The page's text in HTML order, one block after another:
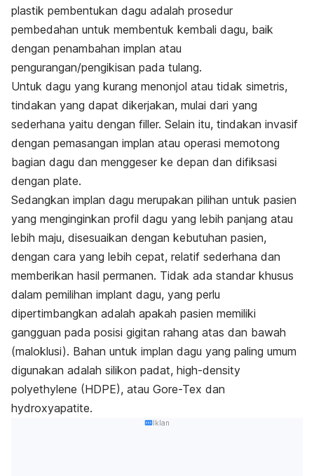
plastik pembentukan dagu adalah prosedur
pembedahan untuk membentuk kembali dagu, baik
dengan penambahan implan atau
pengurangan/pengikisan pada tulang.
Untuk dagu yang kurang menonjol atau tidak simetris,
tindakan yang dapat dikerjakan, mulai dari yang
sederhana yaitu dengan filler. Selain itu, tindakan invasif
dengan pemasangan implan atau operasi memotong
bagian dagu dan menggeser ke depan dan difiksasi
dengan plate.
Sedangkan implan dagu merupakan pilihan untuk pasien
yang menginginkan profil dagu yang lebih panjang atau
lebih maju, disesuaikan dengan kebutuhan pasien,
dengan cara yang lebih cepat, relatif sederhana dan
memberikan hasil permanen. Tidak ada standar khusus
dalam pemilihan implant dagu, yang perlu
dipertimbangkan adalah apakah pasien memiliki
gangguan pada posisi gigitan rahang atas dan bawah
(maloklusi). Bahan untuk implan dagu yang paling umum
digunakan adalah silikon padat, high-density
polyethylene (HDPE), atau Gore-Tex dan
hydroxyapatite.
Iklan